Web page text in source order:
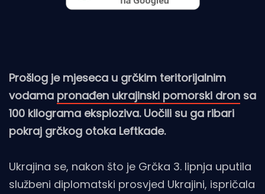
Prošlog je mjeseca u grčkim teritorijalnim
vodama pronađen ukrajinski pomorski dron sa
100 kilograma eksploziva. Uočili su ga ribari
pokraj grčkog otoka Leftkade.
Ukrajina se, nakon što je Grčka 3. lipnja uputila
službeni diplomatski prosvjed Ukrajini, ispričala